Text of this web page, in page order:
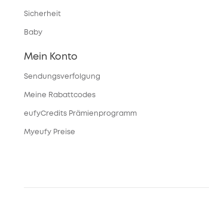
Sicherheit
Baby
Mein Konto
Sendungsverfolgung
Meine Rabattcodes
eufyCredits Prämienprogramm
Myeufy Preise